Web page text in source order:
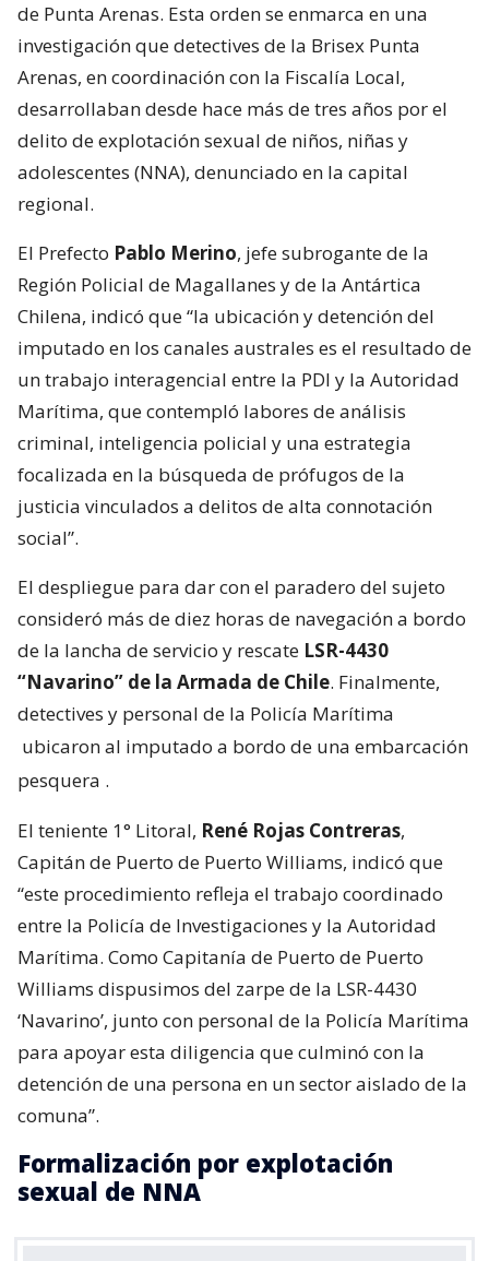
de Punta Arenas. Esta orden se enmarca en una
investigación que detectives de la Brisex Punta
Arenas, en coordinación con la Fiscalía Local,
desarrollaban desde hace más de tres años por el
delito de explotación sexual de niños, niñas y
adolescentes (NNA), denunciado en la capital
regional.
El Prefecto Pablo Merino, jefe subrogante de la
Región Policial de Magallanes y de la Antártica
Chilena, indicó que “la ubicación y detención del
imputado en los canales australes es el resultado de
un trabajo interagencial entre la PDI y la Autoridad
Marítima, que contempló labores de análisis
criminal, inteligencia policial y una estrategia
focalizada en la búsqueda de prófugos de la
justicia vinculados a delitos de alta connotación
social”.
El despliegue para dar con el paradero del sujeto
consideró más de diez horas de navegación a bordo
de la lancha de servicio y rescate LSR-4430
“Navarino” de la Armada de Chile. Finalmente,
detectives y personal de la Policía Marítima
ubicaron al imputado a bordo de una embarcación
pesquera .
El teniente 1° Litoral, René Rojas Contreras,
Capitán de Puerto de Puerto Williams, indicó que
“este procedimiento refleja el trabajo coordinado
entre la Policía de Investigaciones y la Autoridad
Marítima. Como Capitanía de Puerto de Puerto
Williams dispusimos del zarpe de la LSR-4430
‘Navarino’, junto con personal de la Policía Marítima
para apoyar esta diligencia que culminó con la
detención de una persona en un sector aislado de la
comuna”.
Formalización por explotación
sexual de NNA